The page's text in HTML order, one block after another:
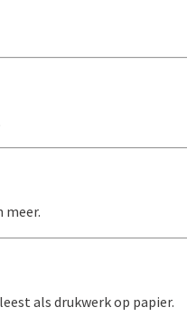
meer.
als drukwerk op papier.